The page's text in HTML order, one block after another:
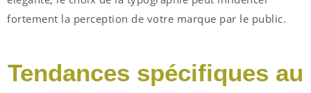
fortement la perception de votre marque par le public.
Tendances spécifiques au